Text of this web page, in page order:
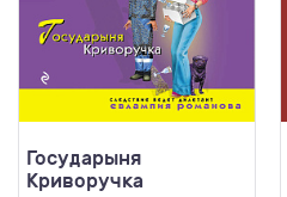
Государыня
Криворучка